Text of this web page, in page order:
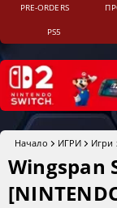
PRE-ORDERS
PS5
Начало ИГРИ Игри
Wingspan